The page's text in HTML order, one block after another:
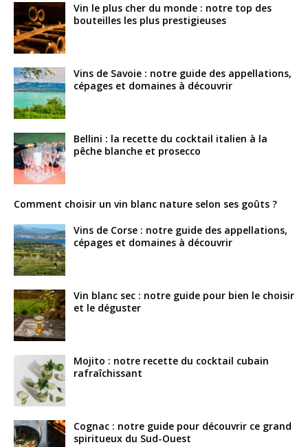
Vin le plus cher du monde : notre top des
bouteilles les plus prestigieuses
Vins de Savoie : notre guide des appellations,
cépages et domaines à découvrir
Bellini : la recette du cocktail italien à la
pêche blanche et prosecco
Comment choisir un vin blanc nature selon ses goûts ?
Vins de Corse : notre guide des appellations,
cépages et domaines à découvrir
Vin blanc sec : notre guide pour bien le choisir
et le déguster
Mojito : notre recette du cocktail cubain
rafraîchissant
Cognac : notre guide pour découvrir ce grand
spiritueux du Sud-Ouest